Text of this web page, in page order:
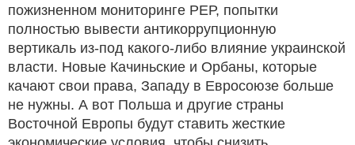
пожизненном мониторинге РЕР, попытки
полностью вывести антикоррупционную
вертикаль из-под какого-либо влияние украинской
власти. Новые Качиньские и Орбаны, которые
качают свои права, Западу в Евросоюзе больше
не нужны. А вот Польша и другие страны
Восточной Европы будут ставить жесткие